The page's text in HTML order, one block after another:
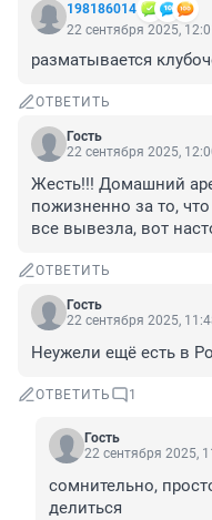
198186014
22 сентября 2025,
разматывается
ОТВЕТИТЬ
Гость
22 сентября 2025,
Жесть!!! Домашний
пожизненно за то,
все вывезла, вот
ОТВЕТИТЬ
Гость
22 сентября 2025,
Неужели ещё есть в
ОТВЕТИТЬ 1
Гость
22 сентября 2025,
сомнительно,
делиться